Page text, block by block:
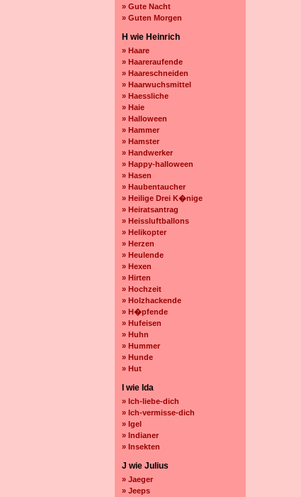
» Gute Nacht
» Guten Morgen
H wie Heinrich
» Haare
» Haareraufende
» Haareschneiden
» Haarwuchsmittel
» Haessliche
» Haie
» Halloween
» Hammer
» Hamster
» Handwerker
» Happy-halloween
» Hasen
» Haubentaucher
» Heilige Drei K�nige
» Heiratsantrag
» Heissluftballons
» Helikopter
» Herzen
» Heulende
» Hexen
» Hirten
» Hochzeit
» Holzhackende
» H�pfende
» Hufeisen
» Huhn
» Hummer
» Hunde
» Hut
I wie Ida
» Ich-liebe-dich
» Ich-vermisse-dich
» Igel
» Indianer
» Insekten
J wie Julius
» Jaeger
» Jeeps